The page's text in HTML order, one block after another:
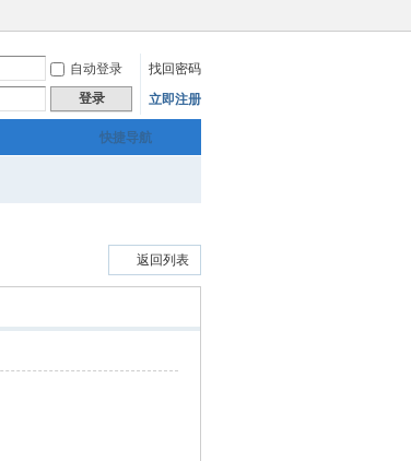
自动登录
找回密码
登录 立即注册
快捷导航
返回列表